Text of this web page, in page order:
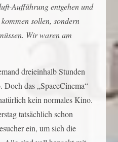
Aufführung entgehen und
sollen, sondern
Wir waren am
dreieinhalb Stunden
das „SpaceCinema“
kein normales Kino.
tatsächlich schon
ein, um sich die